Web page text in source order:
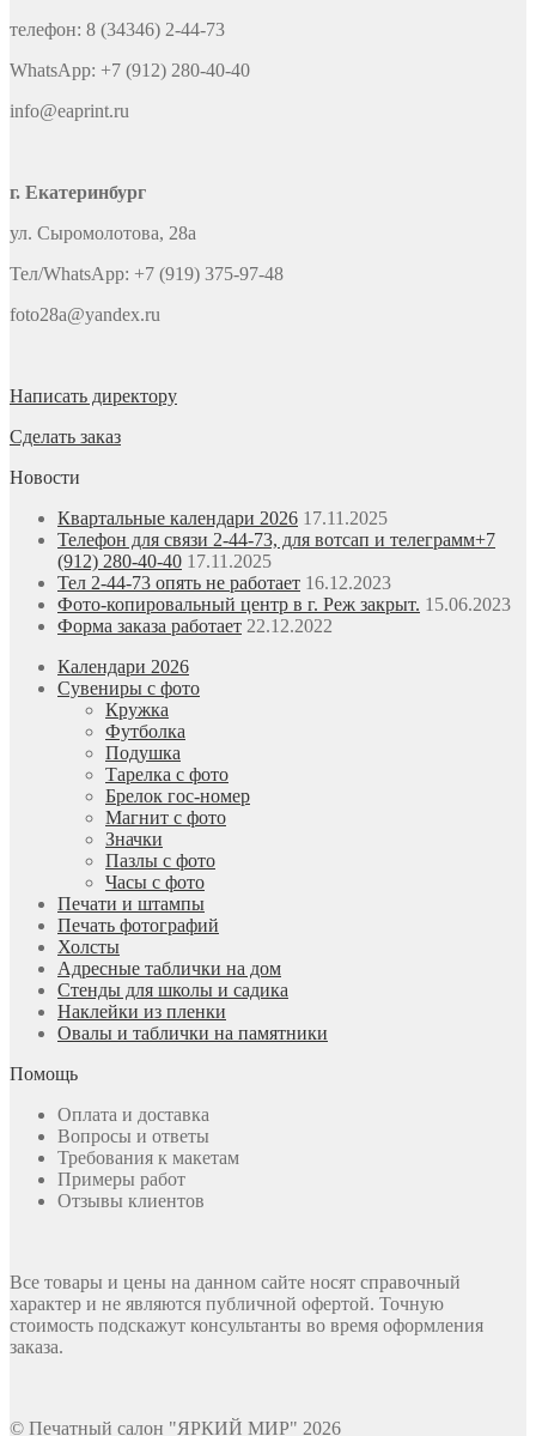
телефон: 8 (34346) 2-44-73
WhatsApp: +7 (912) 280-40-40
info@eaprint.ru
г. Екатеринбург
ул. Сыромолотова, 28а
Тел/WhatsApp: +7 (919) 375-97-48
foto28a@yandex.ru
Написать директору
Сделать заказ
Новости
Квартальные календари 2026 17.11.2025
Телефон для связи 2-44-73, для вотсап и телеграмм+7
(912) 280-40-40 17.11.2025
Тел 2-44-73 опять не работает 16.12.2023
Фото-копировальный центр в г. Реж закрыт. 15.06.2023
Форма заказа работает 22.12.2022
Календари 2026
Сувениры с фото
Кружка
Футболка
Подушка
Тарелка с фото
Брелок гос-номер
Магнит с фото
Значки
Пазлы с фото
Часы с фото
Печати и штампы
Печать фотографий
Холсты
Адресные таблички на дом
Стенды для школы и садика
Наклейки из пленки
Овалы и таблички на памятники
Помощь
Оплата и доставка
Вопросы и ответы
Требования к макетам
Примеры работ
Отзывы клиентов
Все товары и цены на данном сайте носят справочный
характер и не являются публичной офертой. Точную
стоимость подскажут консультанты во время оформления
заказа.
© Печатный салон "ЯРКИЙ МИР" 2026